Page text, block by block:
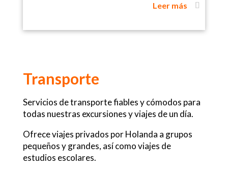
Leer más
Transporte
Servicios de transporte fiables y cómodos para
todas nuestras excursiones y viajes de un día.
Ofrece viajes privados por Holanda a grupos
pequeños y grandes, así como viajes de
estudios escolares.